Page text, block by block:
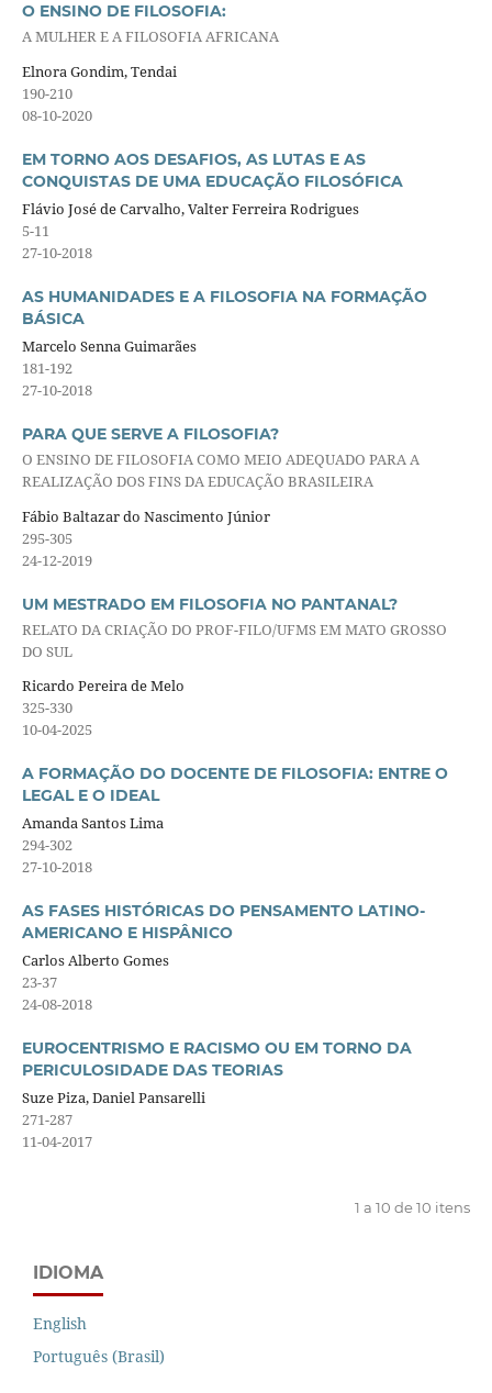
O ENSINO DE FILOSOFIA:
A MULHER E A FILOSOFIA AFRICANA
Elnora Gondim, Tendai
190-210
08-10-2020
EM TORNO AOS DESAFIOS, AS LUTAS E AS
CONQUISTAS DE UMA EDUCAÇÃO FILOSÓFICA
Flávio José de Carvalho, Valter Ferreira Rodrigues
5-11
27-10-2018
AS HUMANIDADES E A FILOSOFIA NA FORMAÇÃO
BÁSICA
Marcelo Senna Guimarães
181-192
27-10-2018
PARA QUE SERVE A FILOSOFIA?
O ENSINO DE FILOSOFIA COMO MEIO ADEQUADO PARA A
REALIZAÇÃO DOS FINS DA EDUCAÇÃO BRASILEIRA
Fábio Baltazar do Nascimento Júnior
295-305
24-12-2019
UM MESTRADO EM FILOSOFIA NO PANTANAL?
RELATO DA CRIAÇÃO DO PROF-FILO/UFMS EM MATO GROSSO
DO SUL
Ricardo Pereira de Melo
325-330
10-04-2025
A FORMAÇÃO DO DOCENTE DE FILOSOFIA: ENTRE O
LEGAL E O IDEAL
Amanda Santos Lima
294-302
27-10-2018
AS FASES HISTÓRICAS DO PENSAMENTO LATINO-
AMERICANO E HISPÂNICO
Carlos Alberto Gomes
23-37
24-08-2018
EUROCENTRISMO E RACISMO OU EM TORNO DA
PERICULOSIDADE DAS TEORIAS
Suze Piza, Daniel Pansarelli
271-287
11-04-2017
1 a 10 de 10 itens
IDIOMA
English
Português (Brasil)